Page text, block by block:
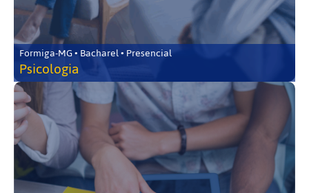
Formiga-MG • Bacharel • Presencial
Psicologia